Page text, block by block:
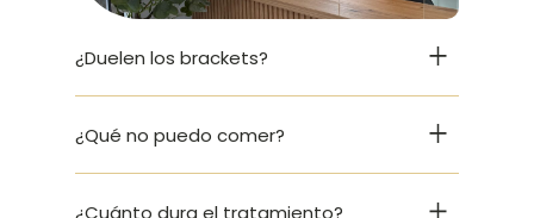
¿Duelen los brackets?
¿Qué no puedo comer?
¿Cuánto dura el tratamiento?